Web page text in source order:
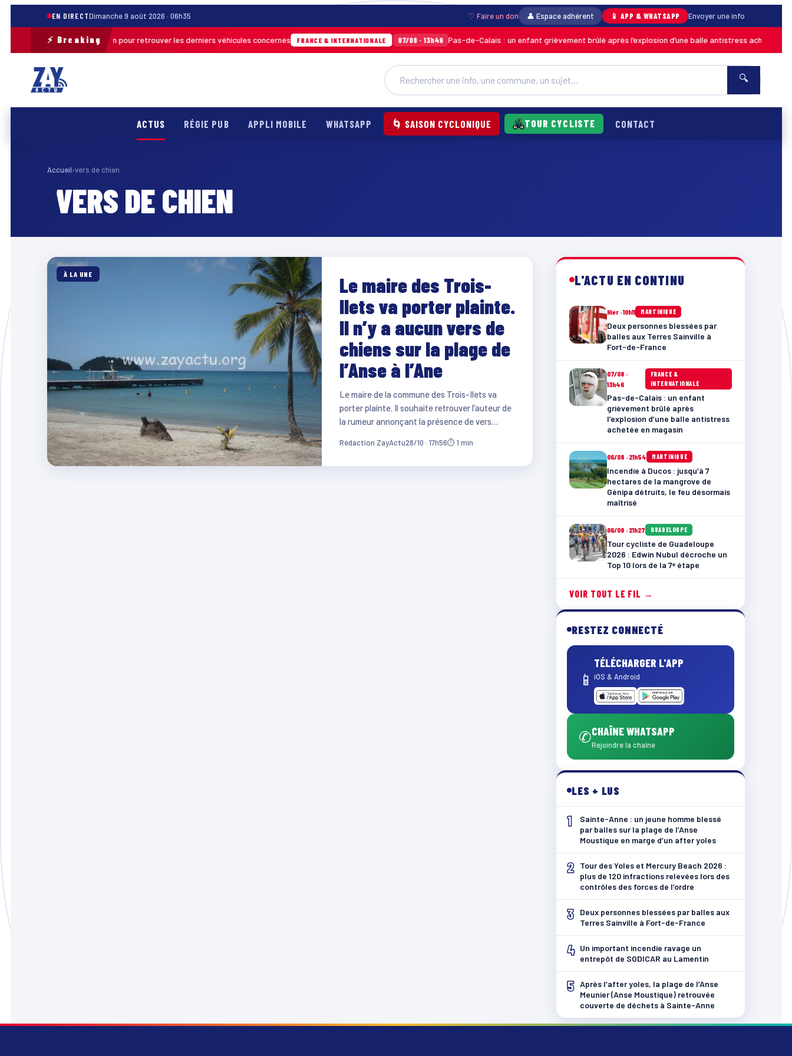
EN DIRECTDimanche 9 août 2026 · 06h35 ♡ Faire un don 👤 Espace adhérent 📱 APP & WHATSAPP Envoyer une info
⚡ Breaking
une opération de terrain pour retrouver les derniers véhicules concernés FRANCE & INTERNATIONALE 07/08 · 13h46 Pas-de-Calais : un enfant grièvement brûlé après l’explosion d’une balle antistress achetée en
🔍
ACTUS RÉGIE PUB APPLI MOBILE WHATSAPP 🌀 SAISON CYCLONIQUE TOUR CYCLISTE CONTACT
Accueil›vers de chien
VERS DE CHIEN
À LA UNE
Le maire des Trois-
Ilets va porter plainte.
Il n’y a aucun vers de
chiens sur la plage de
l’Anse à l’Ane
Le maire de la commune des Trois-Ilets va
porter plainte. Il souhaite retrouver l’auteur de
la rumeur annonçant la présence de vers…
Rédaction ZayActu28/10 · 17h56⏱ 1 min
L'ACTU EN CONTINU
Hier · 10h11 MARTINIQUE
Deux personnes blessées par
balles aux Terres Sainville à
Fort-de-France
07/08 ·
13h46
FRANCE &
INTERNATIONALE
Pas-de-Calais : un enfant
grièvement brûlé après
l’explosion d’une balle antistress
achetée en magasin
06/08 · 21h54 MARTINIQUE
Incendie à Ducos : jusqu’à 7
hectares de la mangrove de
Génipa détruits, le feu désormais
maîtrisé
06/08 · 21h27 GUADELOUPE
Tour cycliste de Guadeloupe
2026 : Edwin Nubul décroche un
Top 10 lors de la 7ᵉ étape
VOIR TOUT LE FIL →
RESTEZ CONNECTÉ
📱
TÉLÉCHARGER L'APP
iOS & Android
✆CHAÎNE WHATSAPP
Rejoindre la chaîne
LES + LUS
1
Sainte-Anne : un jeune homme blessé
par balles sur la plage de l’Anse
Moustique en marge d’un after yoles
2
Tour des Yoles et Mercury Beach 2026 :
plus de 120 infractions relevées lors des
contrôles des forces de l’ordre
3
Deux personnes blessées par balles aux
Terres Sainville à Fort-de-France
4 Un important incendie ravage un
entrepôt de SODICAR au Lamentin
5 Après l’after yoles, la plage de l’Anse
Meunier (Anse Moustique) retrouvée
couverte de déchets à Sainte-Anne